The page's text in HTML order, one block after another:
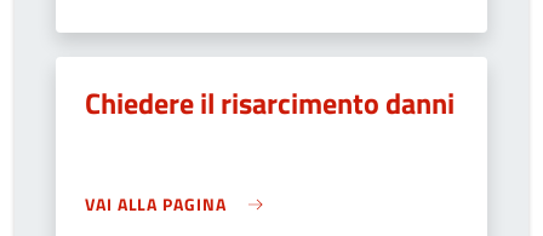
Chiedere il risarcimento danni
VAI ALLA PAGINA